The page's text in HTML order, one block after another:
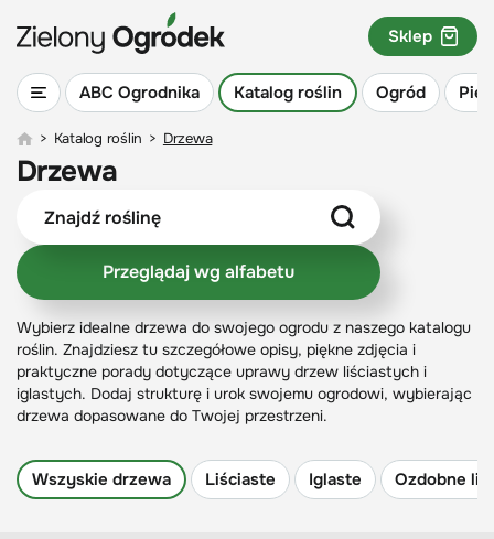
ABC Ogrodnika Katalog roślin Ogród
Sklep
> Katalog roślin > Drzewa
Drzewa
Przeglądaj wg alfabetu
Wybierz idealne drzewa do swojego ogrodu z naszego katalogu
roślin. Znajdziesz tu szczegółowe opisy, piękne zdjęcia i
praktyczne porady dotyczące uprawy drzew liściastych i
iglastych. Dodaj strukturę i urok swojemu ogrodowi, wybierając
drzewa dopasowane do Twojej przestrzeni.
Wszyskie drzewa Liściaste Iglaste Ozdobne